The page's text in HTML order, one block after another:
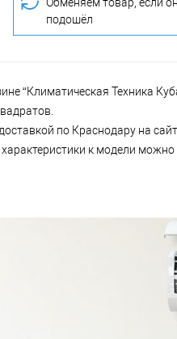
Обменяем товар, если
подошёл
“Климатическая Техника
по Краснодару на
к модели